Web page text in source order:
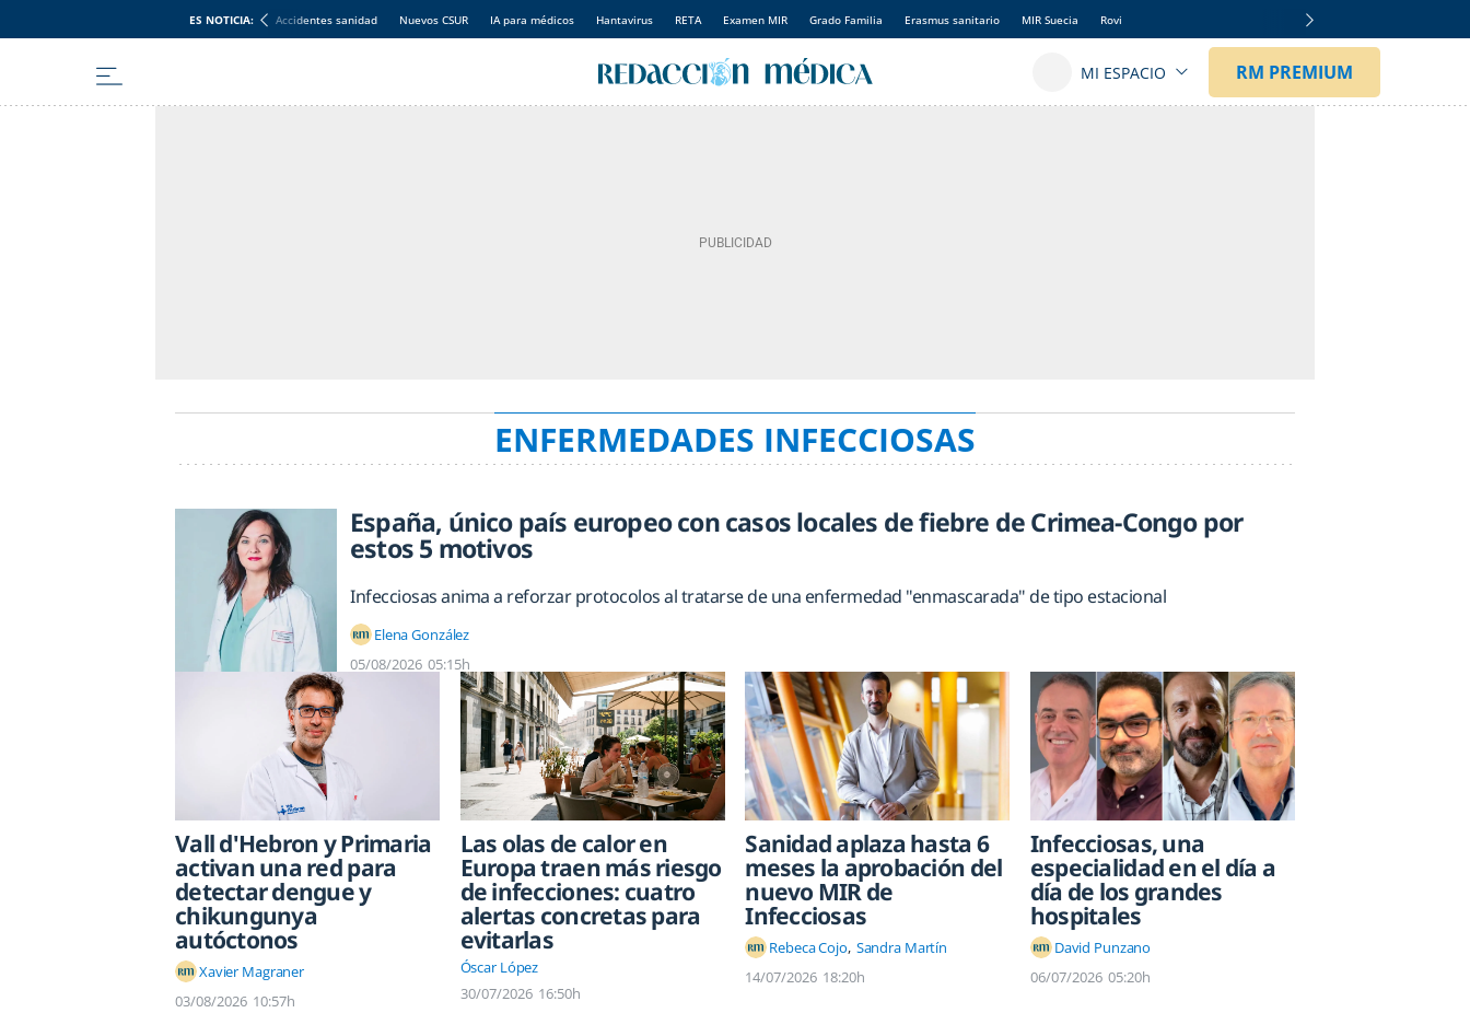
ES NOTICIA: Accidentes sanidad Nuevos CSUR IA para médicos Hantavirus RETA Examen MIR Grado Familia Erasmus sanitario MIR Suecia Rovi
ENFERMEDADES INFECCIOSAS
España, único país europeo con casos locales de fiebre de Crimea-Congo por
estos 5 motivos
Infecciosas anima a reforzar protocolos al tratarse de una enfermedad "enmascarada" de tipo estacional
Elena González
05/08/2026 05:15h
Vall d'Hebron y Primaria
activan una red para
detectar dengue y
chikungunya
autóctonos
Xavier Magraner
03/08/2026 10:57h
Las olas de calor en
Europa traen más riesgo
de infecciones: cuatro
alertas concretas para
evitarlas
Óscar López
30/07/2026 16:50h
Sanidad aplaza hasta 6
meses la aprobación del
nuevo MIR de
Infecciosas
Rebeca Cojo Sandra Martín
14/07/2026 18:20h
Infecciosas, una
especialidad en el día a
día de los grandes
hospitales
David Punzano
06/07/2026 05:20h